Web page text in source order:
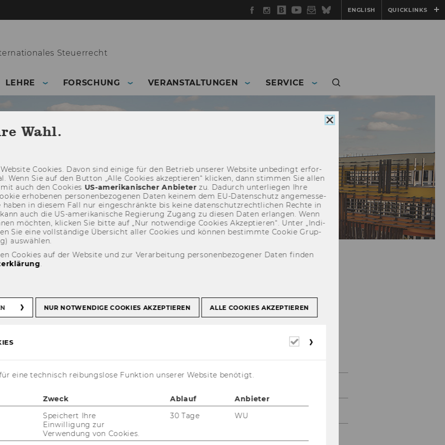
Facebook
Instagram
WU
Blog
YouTube
Newsletter
BlueskyENGLISH QUICKLINKS
Steuerrecht
LEHRE FORSCHUNG VERANSTALTUNGEN SERVICE
Uss -TPA
Fellow
aktuell nur auf Englisch verfügbar.
2025
Cookie
Wahl.
Coo­kies. Davon sind ei­ni­ge für den Be­trieb un­se­rer Web­site un­be­dingt er­for­
Wenn Sie auf den But­ton „Alle Coo­kies ak­zep­tie­ren“ kli­cken, dann stim­men Sie allen
auch den Coo­kies US-​amerikanischer An­bie­terzu. Da­durch un­ter­lie­gen Ihre
er­ho­be­nen per­so­nen­be­zo­ge­nen Daten kei­nem dem EU-​Datenschutz an­ge­mes­se­
haben in die­sem Fall nur ein­ge­schränk­te bis keine da­ten­schutz­recht­li­chen Rech­te in
auch die US-​amerikanische Re­gie­rung Zu­gang zu die­sen Daten er­lan­gen. Wenn
möch­ten, kli­cken Sie bitte auf „Nur not­wen­di­ge Coo­kies Ak­zep­tie­ren“. Unter „In­di­
Sie eine voll­stän­di­ge Über­sicht aller Coo­kies und kön­nen be­stimm­te Coo­kie Grup­
aus­wäh­len.
Cookies auf der Website und zur Verarbeitung personenbezogener Daten finden
.
NUR NOTWENDIGE COOKIES AKZEPTIEREN ALLE COOKIES AKZEPTIEREN
Erforderliche
eine technisch reibungslose Funktion unserer Website benötigt.
Zweck Ablauf
Anbieter
Speichert Ihre
Einwilligung zur
Verwendung von Cookies.
30 Tage WU